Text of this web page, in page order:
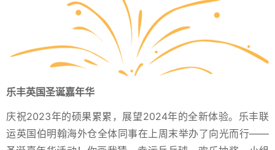
乐丰英国圣诞嘉年华
庆祝2023年的硕果累累，展望2024年的全新体验。乐丰联
运英国伯明翰海外仓全体同事在上周末举办了向光而行——